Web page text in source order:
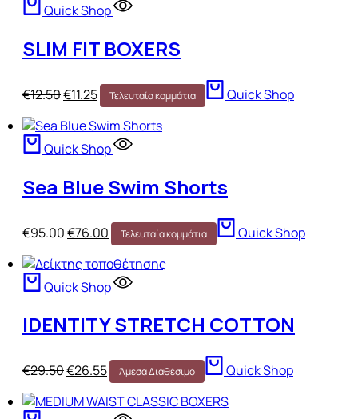
Quick Shop
SLIM FIT BOXERS
€12.50€11.25 Τελευταία κομμάτια Quick Shop
Quick Shop
Sea Blue Swim Shorts
€95.00€76.00 Τελευταία κομμάτια Quick Shop
Quick Shop
IDENTITY STRETCH COTTON
€29.50€26.55 Άμεσα Διαθέσιμο Quick Shop